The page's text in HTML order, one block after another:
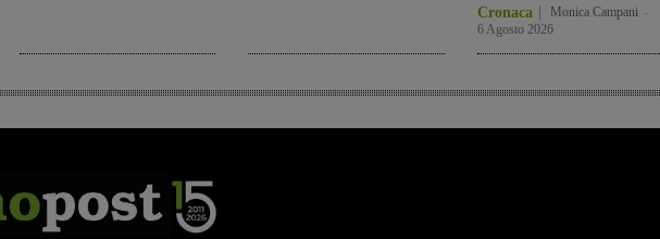
Cronaca Monica Campani
6 Agosto 2026